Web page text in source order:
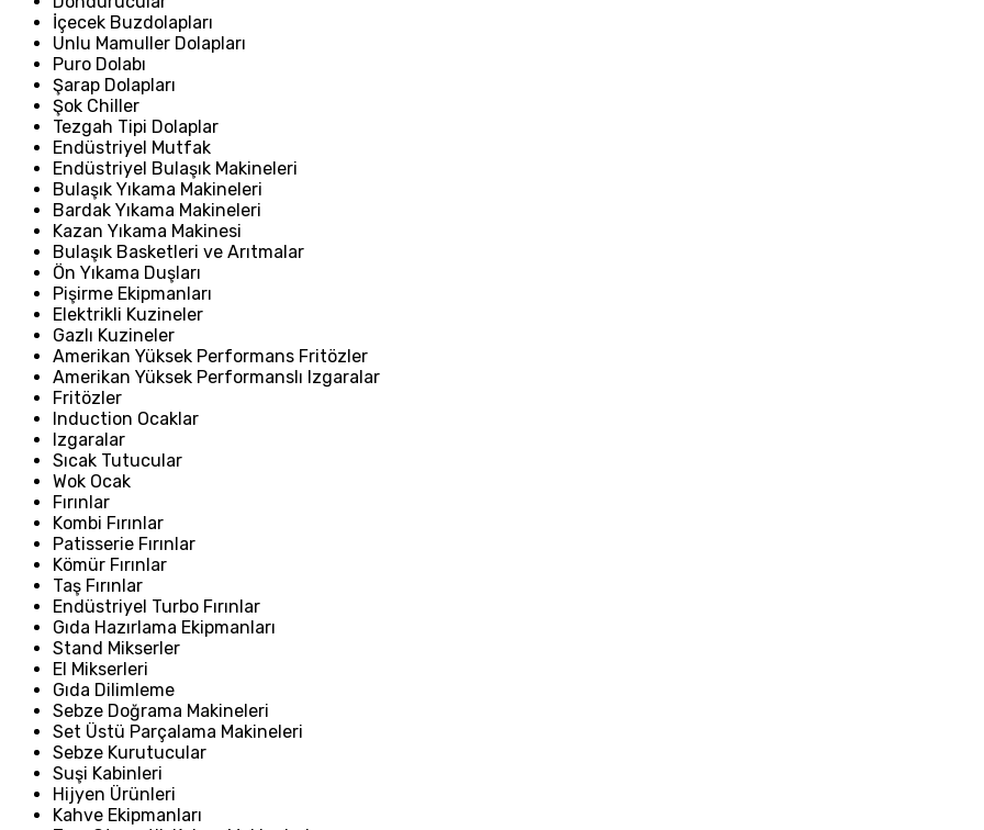
İçecek Buzdolapları
Unlu Mamuller Dolapları
Puro Dolabı
Şarap Dolapları
Şok Chiller
Tezgah Tipi Dolaplar
Endüstriyel Mutfak
Endüstriyel Bulaşık Makineleri
Bulaşık Yıkama Makineleri
Bardak Yıkama Makineleri
Kazan Yıkama Makinesi
Bulaşık Basketleri ve Arıtmalar
Ön Yıkama Duşları
Pişirme Ekipmanları
Elektrikli Kuzineler
Gazlı Kuzineler
Amerikan Yüksek Performans Fritözler
Amerikan Yüksek Performanslı Izgaralar
Fritözler
Induction Ocaklar
Izgaralar
Sıcak Tutucular
Wok Ocak
Fırınlar
Kombi Fırınlar
Patisserie Fırınlar
Kömür Fırınlar
Taş Fırınlar
Endüstriyel Turbo Fırınlar
Gıda Hazırlama Ekipmanları
Stand Mikserler
El Mikserleri
Gıda Dilimleme
Sebze Doğrama Makineleri
Set Üstü Parçalama Makineleri
Sebze Kurutucular
Suşi Kabinleri
Hijyen Ürünleri
Kahve Ekipmanları